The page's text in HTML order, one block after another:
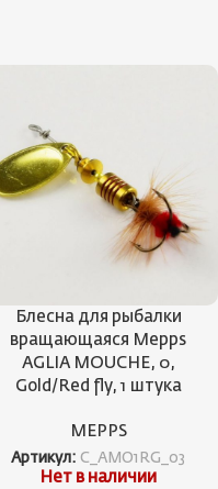
Блесна для рыбалки
вращающаяся Mepps
AGLIA MOUCHE, 0,
Gold/Red fly, 1 штука
MEPPS
Артикул: C_AMO1RG_03
Нет в наличии